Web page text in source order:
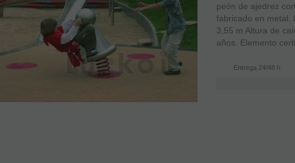
peón de ajedrez
fabricado en metal.
3,55 m Altura de
años. Elemento
Entrega 24/48 h